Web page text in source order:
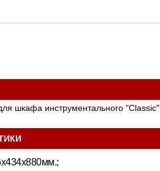
шкафа инструментального "Classic".